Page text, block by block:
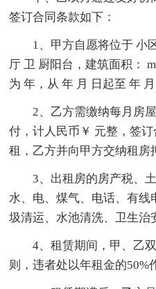
签订合同条款如下：
1、甲方自愿将位于 小
厅 卫 厨阳台，建筑面积：
为 年，从 年 月 日起至 年 月
2、乙方需缴纳每月房
付，计人民币￥ 元整，签
租，乙方并向甲方交纳租房
3、出租房的房产税、
水、电、煤气、电话、有线
圾清运、水池清洗、卫生治
4、租赁期间，甲、乙
则，违者处以年租金的50%